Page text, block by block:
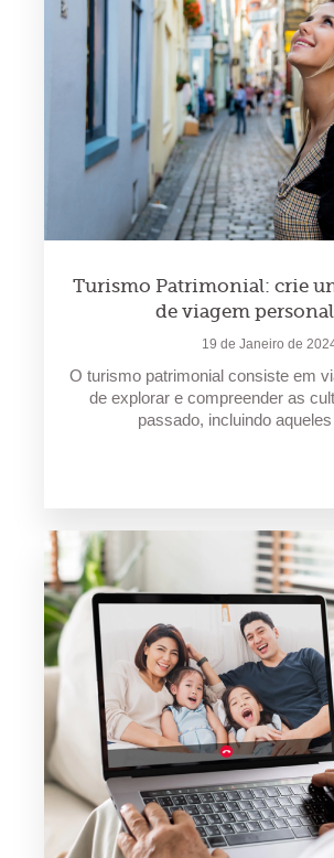
Turismo Patrimonial: crie
de viagem
19 de Janeiro de
O turismo patrimonial consiste em
de explorar e compreender as
passado, incluindo